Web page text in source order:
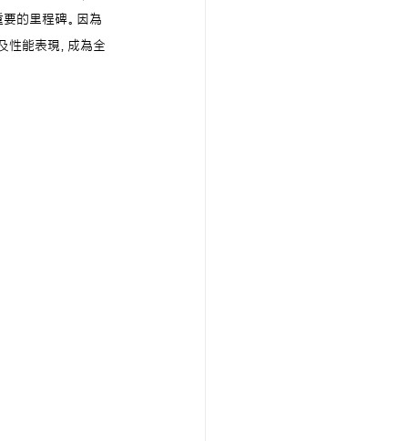
要的里程碑。因為
性能表現，成為全